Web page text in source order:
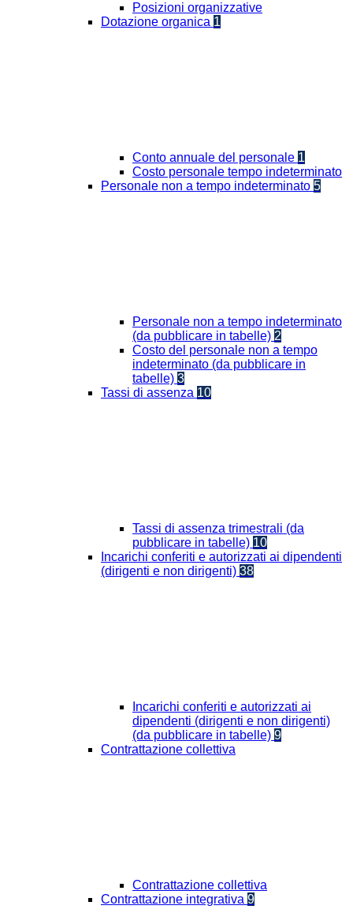
Posizioni organizzative
Dotazione organica 1
Conto annuale del personale 1
Costo personale tempo indeterminato
Personale non a tempo indeterminato 5
Personale non a tempo indeterminato
(da pubblicare in tabelle) 2
Costo del personale non a tempo
indeterminato (da pubblicare in
tabelle) 3
Tassi di assenza 10
Tassi di assenza trimestrali (da
pubblicare in tabelle) 10
Incarichi conferiti e autorizzati ai dipendenti
(dirigenti e non dirigenti) 38
Incarichi conferiti e autorizzati ai
dipendenti (dirigenti e non dirigenti)
(da pubblicare in tabelle) 9
Contrattazione collettiva
Contrattazione collettiva
Contrattazione integrativa 9